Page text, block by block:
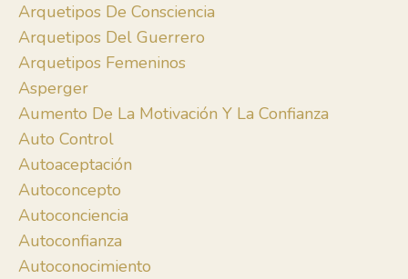
Arquetipos De Consciencia
Arquetipos Del Guerrero
Arquetipos Femeninos
Asperger
Aumento De La Motivación Y La Confianza
Auto Control
Autoaceptación
Autoconcepto
Autoconciencia
Autoconfianza
Autoconocimiento